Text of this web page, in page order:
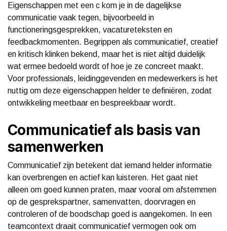
Eigenschappen met een c kom je in de dagelijkse
communicatie vaak tegen, bijvoorbeeld in
functioneringsgesprekken, vacatureteksten en
feedbackmomenten. Begrippen als communicatief, creatief
en kritisch klinken bekend, maar het is niet altijd duidelijk
wat ermee bedoeld wordt of hoe je ze concreet maakt.
Voor professionals, leidinggevenden en medewerkers is het
nuttig om deze eigenschappen helder te definiëren, zodat
ontwikkeling meetbaar en bespreekbaar wordt.
Communicatief als basis van
samenwerken
Communicatief zijn betekent dat iemand helder informatie
kan overbrengen en actief kan luisteren. Het gaat niet
alleen om goed kunnen praten, maar vooral om afstemmen
op de gesprekspartner, samenvatten, doorvragen en
controleren of de boodschap goed is aangekomen. In een
teamcontext draait communicatief vermogen ook om